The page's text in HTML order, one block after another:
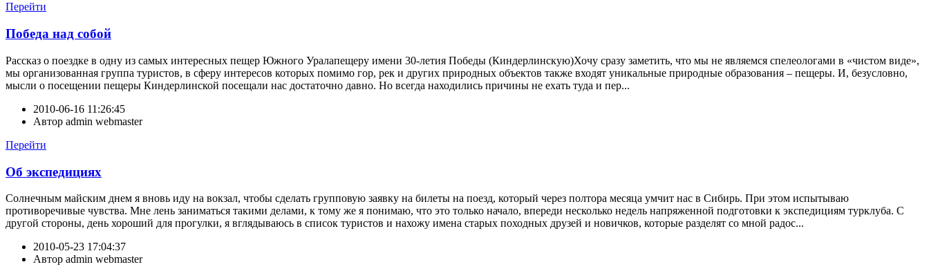
Перейти
Победа над собой
Рассказ о поездке в одну из самых интересных пещер Южного Уралапещеру имени 30-летия Победы (Киндерлинскую)Хочу сразу заметить, что мы не являемся спелеологами в «чистом виде»,
мы организованная группа туристов, в сферу интересов которых помимо гор, рек и других природных объектов также входят уникальные природные образования – пещеры. И, безусловно,
мысли о посещении пещеры Киндерлинской посещали нас достаточно давно. Но всегда находились причины не ехать туда и пер...
2010-06-16 11:26:45
Автор admin webmaster
Перейти
Об экспедициях
Солнечным майским днем я вновь иду на вокзал, чтобы сделать групповую заявку на билеты на поезд, который через полтора месяца умчит нас в Сибирь. При этом испытываю
противоречивые чувства. Мне лень заниматься такими делами, к тому же я понимаю, что это только начало, впереди несколько недель напряженной подготовки к экспедициям турклуба. С
другой стороны, день хороший для прогулки, я вглядываюсь в список туристов и нахожу имена старых походных друзей и новичков, которые разделят со мной радос...
2010-05-23 17:04:37
Автор admin webmaster